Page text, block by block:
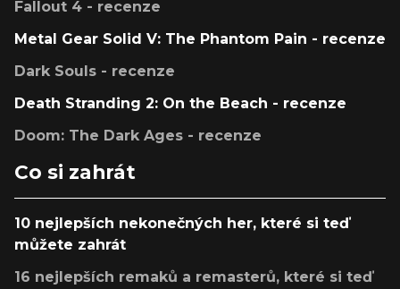
Fallout 4 - recenze
Metal Gear Solid V: The Phantom Pain - recenze
Dark Souls - recenze
Death Stranding 2: On the Beach - recenze
Doom: The Dark Ages - recenze
Co si zahrát
10 nejlepších nekonečných her, které si teď
můžete zahrát
16 nejlepších remaků a remasterů, které si teď